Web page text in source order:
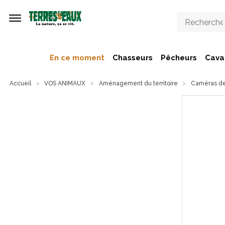
En ce moment Chasseurs Pêcheurs
Accueil VOS ANIMAUX Aménagement du territoire Caméras